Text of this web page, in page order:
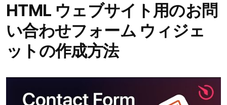
HTML ウェブサイト用のお問
い合わせフォーム ウィジェ
ットの作成方法